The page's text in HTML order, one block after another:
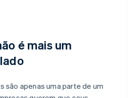
é mais um
são apenas uma parte de um